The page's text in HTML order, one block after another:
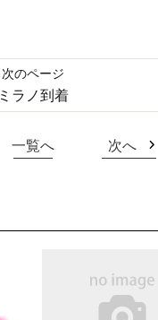
ミラノ到着
一覧へ 次へ